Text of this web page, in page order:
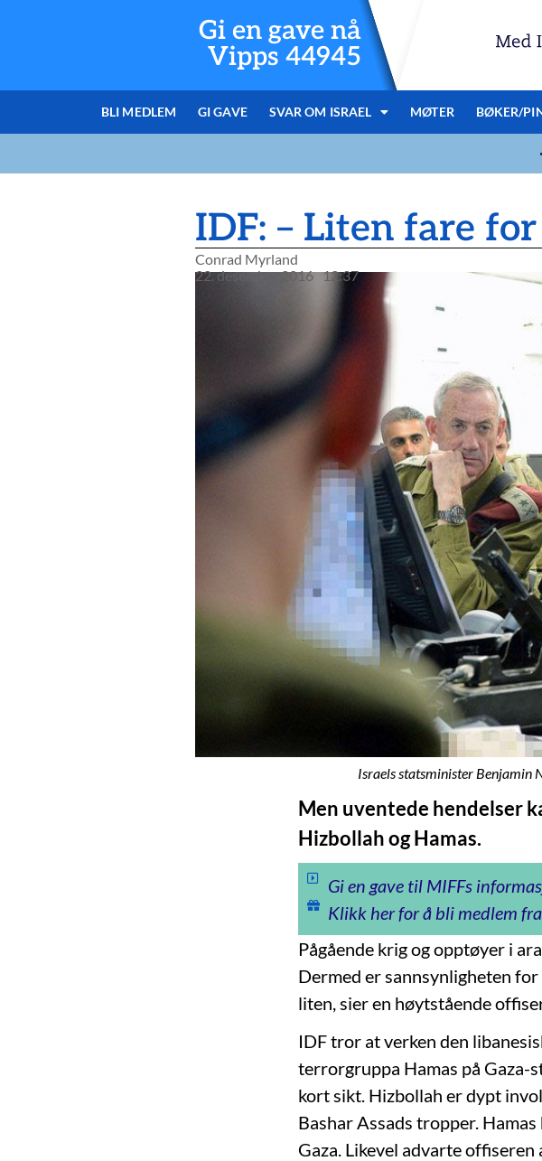
Gi en gave nå
Vipps 44945
BLI MEDLEM GI GAVE SVAR OM ISRAEL MØTER BØKER/
IDF: – Liten fare
Conrad Myrland
22. desember 2016 12:37
Israels statsminister Benjamin
Men uventede hendelser
Hizbollah og Hamas.
Gi en gave til MIFFs
Klikk her for å bli medlem
Pågående krig og opptøyer i
Dermed er sannsynligheten
liten, sier en høytstående
IDF tror at verken den
terrorgruppa Hamas på Gaza-
kort sikt. Hizbollah er dypt
Bashar Assads tropper.
Gaza. Likevel advarte